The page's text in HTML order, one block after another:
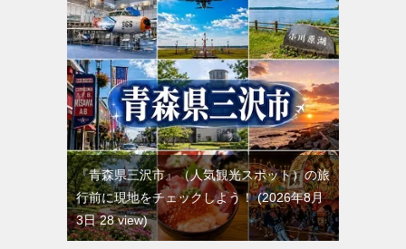
『青森県三沢市』（人気観光スポット）の旅
行前に現地をチェックしよう！ 2026年8月
3日 28 view